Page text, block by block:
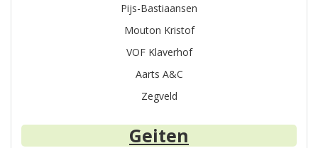
Pijs-Bastiaansen
Mouton Kristof
VOF Klaverhof
Aarts A&C
Zegveld
Geiten